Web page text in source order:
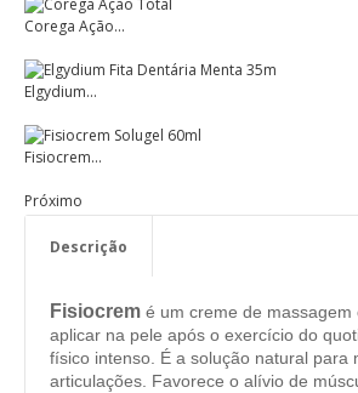
Corega Ação...
Elgydium...
Fisiocrem...
Próximo
Descrição
Fisiocrem é um creme de massagem
aplicar na pele após o exercício do
físico intenso. É a solução natural para
articulações. Favorece o alívio de